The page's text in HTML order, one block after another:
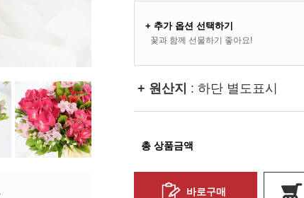
+ 추가 옵션 선택하기
꽃과 함께 선물하기 좋아요!
+ 원산지 : 하단 별도표시
총 상품금액
바로구매